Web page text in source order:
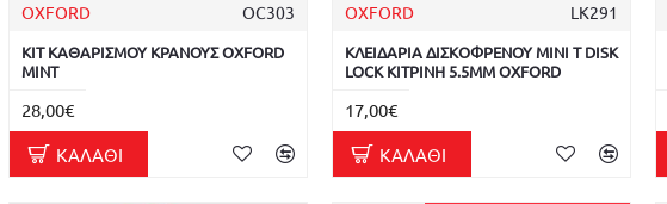
OXFORD OC303
ΚΙΤ ΚΑΘΑΡΙΣΜΟΥ ΚΡΑΝΟΥΣ OXFORD
MINT
28,00€
ΚΑΛΆΘΙ
OXFORD LK291
ΚΛΕΙΔΑΡΙΑ ΔΙΣΚΟΦΡΕΝΟΥ MINI T DISK
LOCK ΚΙΤΡΙΝΗ 5.5MM OXFORD
17,00€
ΚΑΛΆΘΙ